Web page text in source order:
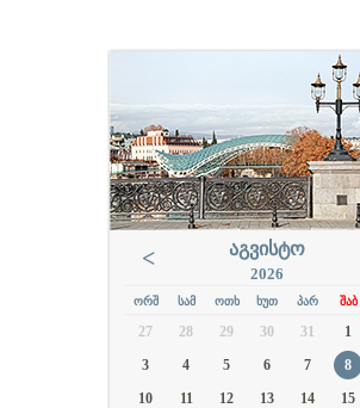
< ᲐᲒᲕᲘᲡᲢᲝ
2026
ᲝᲠᲨ ᲡᲐᲛ ᲝᲗᲮ ᲮᲣᲗ ᲞᲐᲠ ᲨᲐᲑ
27 28 29 30 31 1
3
4 5 6 7 8
10
11 12 13 14 15